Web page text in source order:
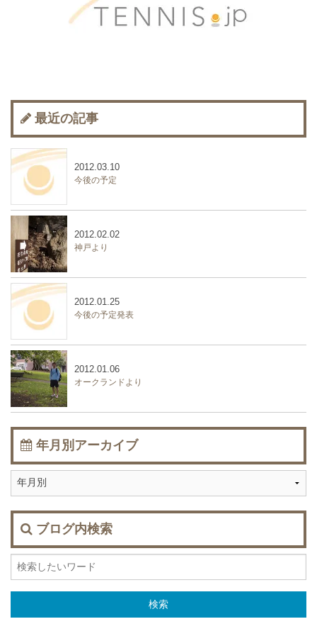
最近の記事
今後の予定
2012.03.10
神戸より
2012.02.02
今後の予定発表
2012.01.25
オークランドより
2012.01.06
年月別アーカイブ
ブログ内検索